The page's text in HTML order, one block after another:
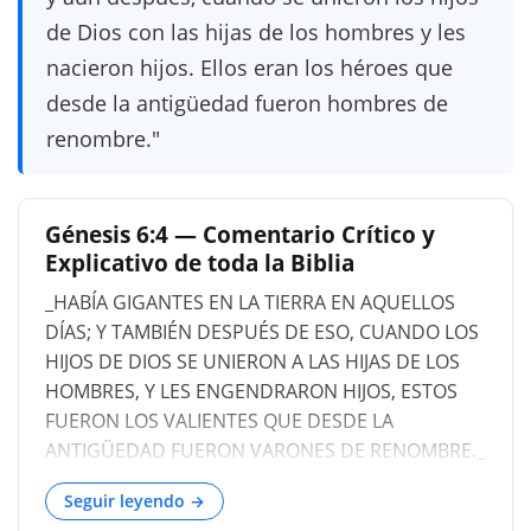
de Dios con las hijas de los hombres y les
nacieron hijos. Ellos eran los héroes que
desde la antigüedad fueron hombres de
renombre."
Génesis 6:4 — Comentario Crítico y
Explicativo de toda la Biblia
_HABÍA GIGANTES EN LA TIERRA EN AQUELLOS
DÍAS; Y TAMBIÉN DESPUÉS DE ESO, CUANDO LOS
HIJOS DE DIOS SE UNIERON A LAS HIJAS DE LOS
HOMBRES, Y LES ENGENDRARON HIJOS, ESTOS
FUERON LOS VALIENTES QUE DESDE LA
ANTIGÜEDAD FUERON VARONES DE RENOMBRE._
Había gigantes en la tierra en aquellos días
[hebreo, _HA-NªPILIYM_ ( H5303 )]. Los Nefilim
Seguir leyendo →